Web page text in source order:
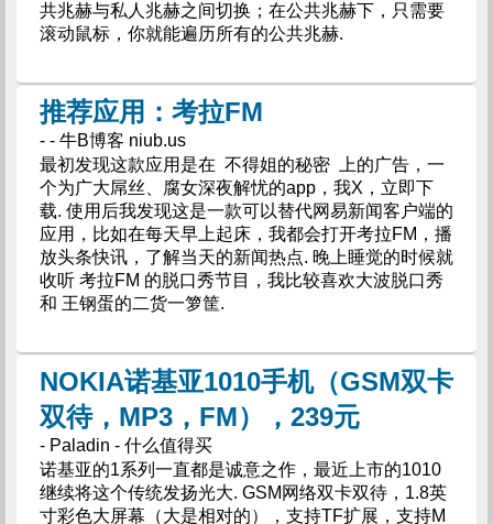
共兆赫与私人兆赫之间切换；在公共兆赫下，只需要
滚动鼠标，你就能遍历所有的公共兆赫.
推荐应用：考拉FM
- - 牛B博客 niub.us
最初发现这款应用是在 不得姐的秘密 上的广告，一
个为广大屌丝、腐女深夜解忧的app，我X，立即下
载. 使用后我发现这是一款可以替代网易新闻客户端的
应用，比如在每天早上起床，我都会打开考拉FM，播
放头条快讯，了解当天的新闻热点. 晚上睡觉的时候就
收听 考拉FM 的脱口秀节目，我比较喜欢大波脱口秀
和 王钢蛋的二货一箩筐.
NOKIA诺基亚1010手机（GSM双卡
双待，MP3，FM），239元
- Paladin - 什么值得买
诺基亚的1系列一直都是诚意之作，最近上市的1010
继续将这个传统发扬光大. GSM网络双卡双待，1.8英
寸彩色大屏幕（大是相对的），支持TF扩展，支持M